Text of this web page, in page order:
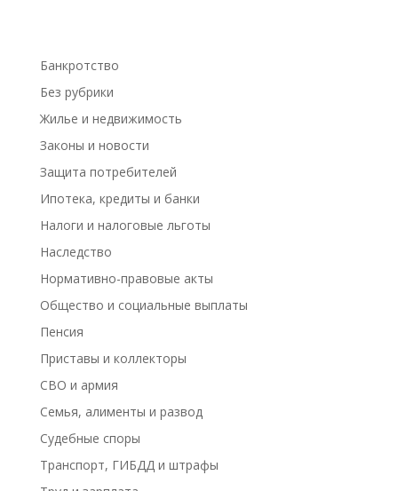
Банкротство
Без рубрики
Жилье и недвижимость
Законы и новости
Защита потребителей
Ипотека, кредиты и банки
Налоги и налоговые льготы
Наследство
Нормативно-правовые акты
Общество и социальные выплаты
Пенсия
Приставы и коллекторы
СВО и армия
Семья, алименты и развод
Судебные споры
Транспорт, ГИБДД и штрафы